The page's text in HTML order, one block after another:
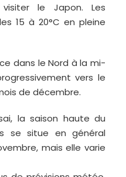
le Japon. Les
15 à 20°C en pleine
dans le Nord à la mi-
vers le
de décembre.
la saison haute du
se situe en général
mais elle varie